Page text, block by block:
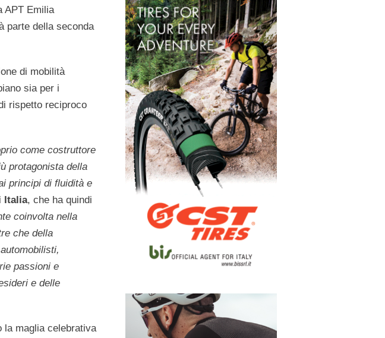
APT Emilia
parte della seconda
di mobilità
sia per i
rispetto reciproco
come costruttore
protagonista della
principi di fluidità e
Italia, che ha quindi
coinvolta nella
che della
passioni e
e delle
la maglia celebrativa